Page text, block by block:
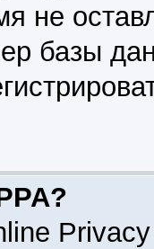
не
базы